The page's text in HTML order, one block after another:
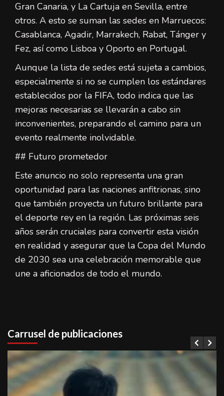
Gran Canaria, y La Cartuja en Sevilla, entre
otros. A esto se suman las sedes en Marruecos:
Casablanca, Agadir, Marrakech, Rabat, Tánger y
Fez, así como Lisboa y Oporto en Portugal.
Aunque la lista de sedes está sujeta a cambios,
especialmente si no se cumplen los estándares
establecidos por la FIFA, todo indica que las
mejoras necesarias se llevarán a cabo sin
inconvenientes, preparando el camino para un
evento realmente inolvidable.
## Futuro prometedor
Este anuncio no solo representa una gran
oportunidad para las naciones anfitrionas, sino
que también proyecta un futuro brillante para
el deporte rey en la región. Las próximas seis
años serán cruciales para convertir esta visión
en realidad y asegurar que la Copa del Mundo
de 2030 sea una celebración memorable que
une a aficionados de todo el mundo.
Carrusel de publicaciones